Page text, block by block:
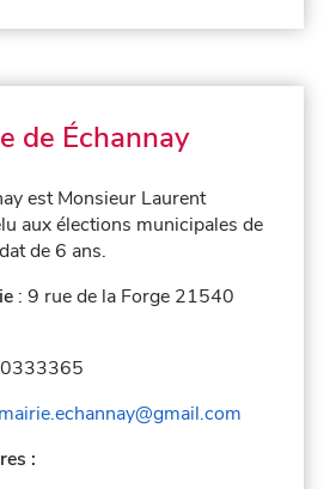
de Échannay
est Monsieur Laurent
aux élections municipales de
de 6 ans.
: 9 rue de la Forge 21540
mairie.echannay@gmail.com
: